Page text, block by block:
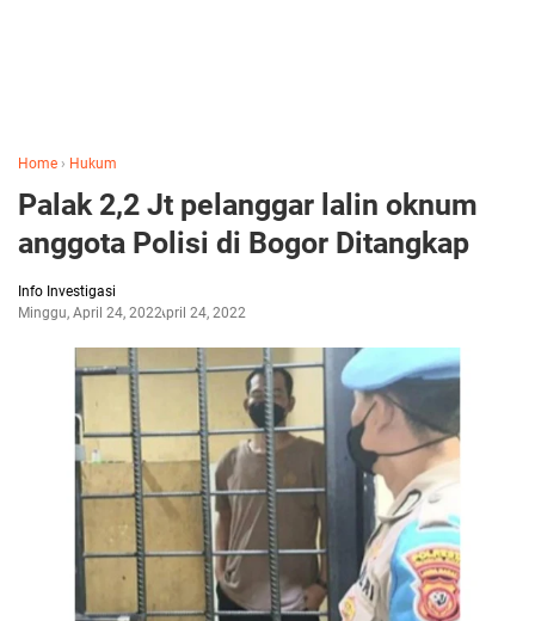
Home › Hukum
Palak 2,2 Jt pelanggar lalin oknum
anggota Polisi di Bogor Ditangkap
Info Investigasi
Minggu, April 24, 2022April 24, 2022